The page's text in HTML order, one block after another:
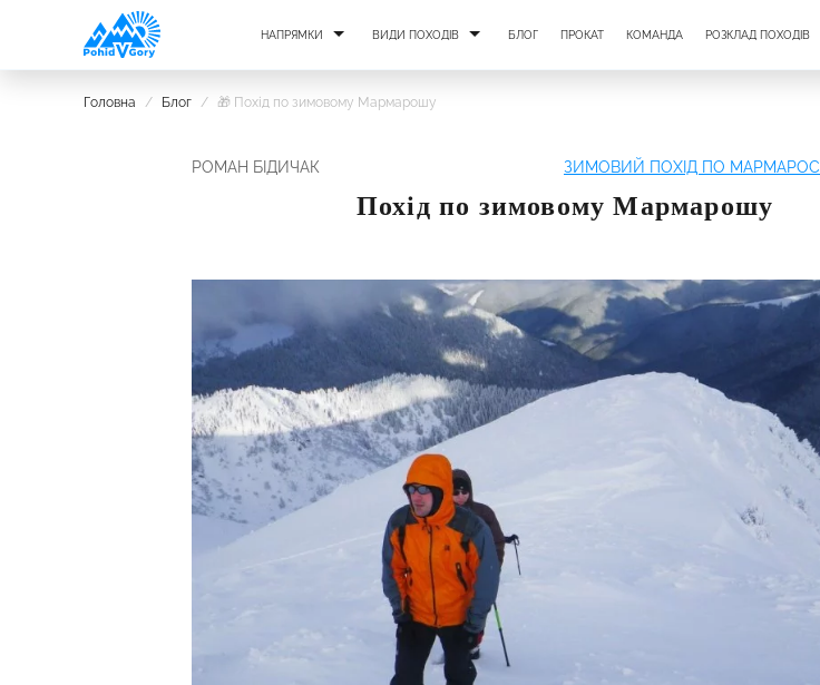
НАПРЯМКИ ВИДИ ПОХОДІВ БЛОГ ПРОКАТ КОМАНДА РОЗКЛАД ПОХОДІВ
Головна / Блог / 🎁 Похід по зимовому Мармарошу
РОМАН БІДИЧАК
Похід по зимовому Мармарошу